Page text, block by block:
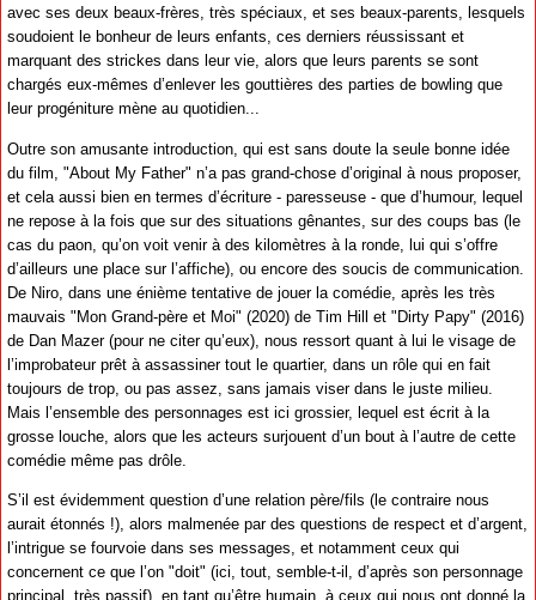
avec ses deux beaux-frères, très spéciaux, et ses beaux-parents, lesquels
soudoient le bonheur de leurs enfants, ces derniers réussissant et
marquant des strickes dans leur vie, alors que leurs parents se sont
chargés eux-mêmes d’enlever les gouttières des parties de bowling que
leur progéniture mène au quotidien...
Outre son amusante introduction, qui est sans doute la seule bonne idée
du film, "About My Father" n’a pas grand-chose d’original à nous proposer,
et cela aussi bien en termes d’écriture - paresseuse - que d’humour, lequel
ne repose à la fois que sur des situations gênantes, sur des coups bas (le
cas du paon, qu’on voit venir à des kilomètres à la ronde, lui qui s’offre
d’ailleurs une place sur l’affiche), ou encore des soucis de communication.
De Niro, dans une énième tentative de jouer la comédie, après les très
mauvais "Mon Grand-père et Moi" (2020) de Tim Hill et "Dirty Papy" (2016)
de Dan Mazer (pour ne citer qu’eux), nous ressort quant à lui le visage de
l’improbateur prêt à assassiner tout le quartier, dans un rôle qui en fait
toujours de trop, ou pas assez, sans jamais viser dans le juste milieu.
Mais l’ensemble des personnages est ici grossier, lequel est écrit à la
grosse louche, alors que les acteurs surjouent d’un bout à l’autre de cette
comédie même pas drôle.
S’il est évidemment question d’une relation père/fils (le contraire nous
aurait étonnés !), alors malmenée par des questions de respect et d’argent,
l’intrigue se fourvoie dans ses messages, et notamment ceux qui
concernent ce que l’on "doit" (ici, tout, semble-t-il, d’après son personnage
principal, très passif), en tant qu’être humain, à ceux qui nous ont donné la